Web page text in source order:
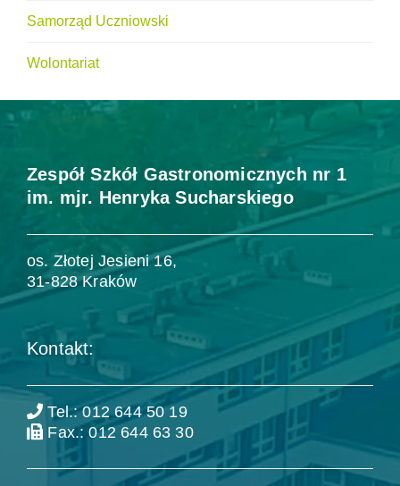
Samorząd Uczniowski
Wolontariat
Zespół Szkół Gastronomicznych nr 1
im. mjr. Henryka Sucharskiego
os. Złotej Jesieni 16,
31-828 Kraków
Kontakt:
Tel.: 012 644 50 19
Fax.: 012 644 63 30